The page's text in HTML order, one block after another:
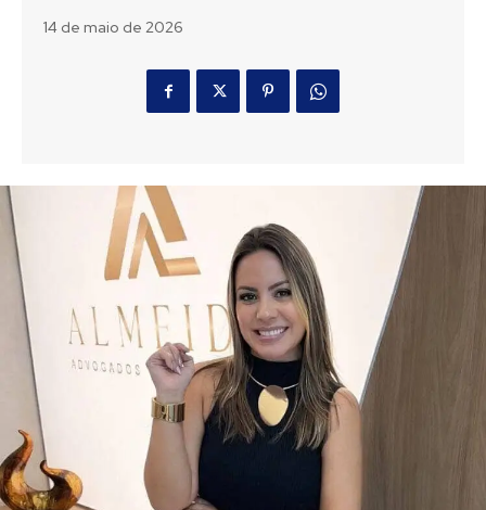
14 de maio de 2026